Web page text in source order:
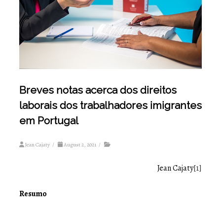
Breves notas acerca dos direitos
laborais dos trabalhadores imigrantes
em Portugal
Jean Cajaty / August 2, 2021 /
Jean Cajaty[1]
Resumo